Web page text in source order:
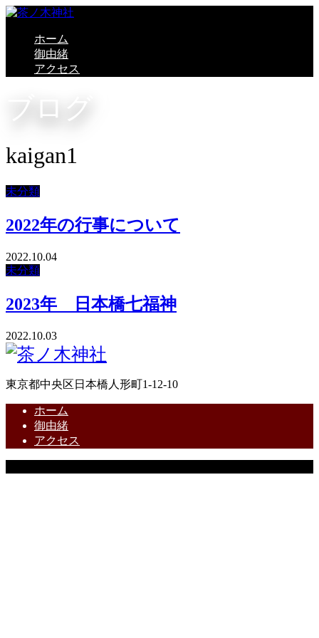
ホーム
御由緒
アクセス
ブログ
kaigan1
未分類
2022年の行事について
2022.10.04
未分類
2023年 日本橋七福神
2022.10.03
東京都中央区日本橋人形町1-12-10
ホーム
御由緒
アクセス